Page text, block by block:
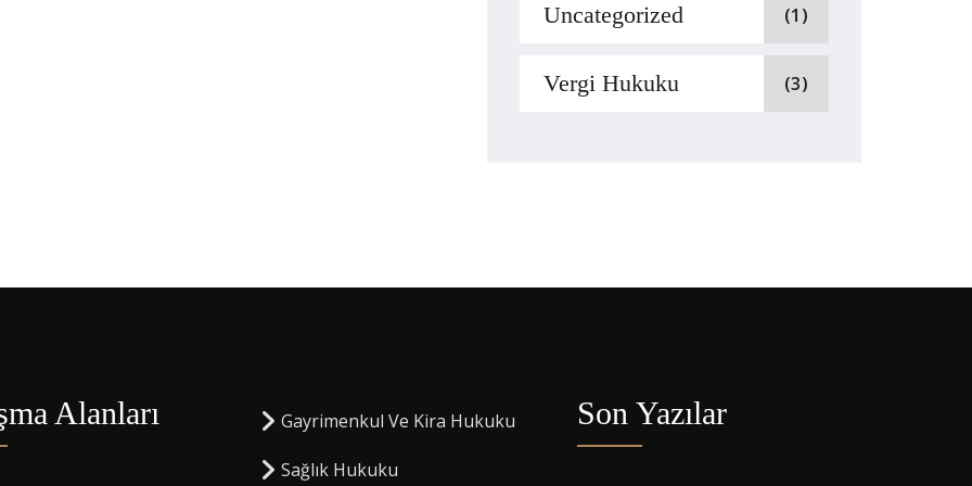
Uncategorized (1)
Vergi Hukuku (3)
Alanları Gayrimenkul Ve Kira Hukuku
Sağlık Hukuku
Son Yazılar